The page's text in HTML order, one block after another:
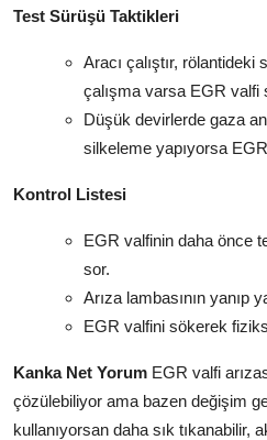
Test Sürüşü Taktikleri
Aracı çalıştır,
çalışma varsa EGR valfi
Düşük devirlerde gaza
silkeleme yapıyorsa
Kontrol Listesi
EGR valfinin daha önce
sor.
Arıza lambasının yanıp
EGR valfini sökerek
Kanka Net Yorum EGR valfi
çözülebiliyor ama bazen değişim
kullanıyorsan daha sık tıkanabilir,